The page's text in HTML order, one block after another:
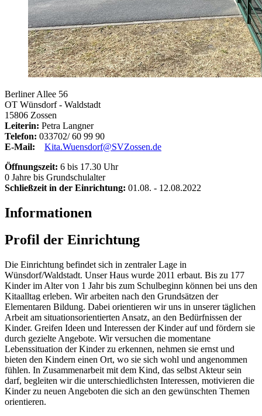
Berliner Allee 56
OT Wünsdorf - Waldstadt
15806 Zossen
Leiterin: Petra Langner
Telefon: 033702/ 60 99 90
E-Mail:
Kita.Wuensdorf@SVZossen.de
Öffnungszeit: 6 bis 17.30 Uhr
0 Jahre bis Grundschulalter
Schließzeit in der Einrichtung: 01.08. - 12.08.2022
Informationen
Profil der Einrichtung
Die Einrichtung befindet sich in zentraler Lage in
Wünsdorf/Waldstadt. Unser Haus wurde 2011 erbaut. Bis zu 177
Kinder im Alter von 1 Jahr bis zum Schulbeginn können bei uns den
Kitaalltag erleben. Wir arbeiten nach den Grundsätzen der
Elementaren Bildung. Dabei orientieren wir uns in unserer täglichen
Arbeit am situationsorientierten Ansatz, an den Bedürfnissen der
Kinder. Greifen Ideen und Interessen der Kinder auf und fördern sie
durch gezielte Angebote. Wir versuchen die momentane
Lebenssituation der Kinder zu erkennen, nehmen sie ernst und
bieten den Kindern einen Ort, wo sie sich wohl und angenommen
fühlen. In Zusammenarbeit mit dem Kind, das selbst Akteur sein
darf, begleiten wir die unterschiedlichsten Interessen, motivieren die
Kinder zu neuen Angeboten die sich an den gewünschten Themen
orientieren.